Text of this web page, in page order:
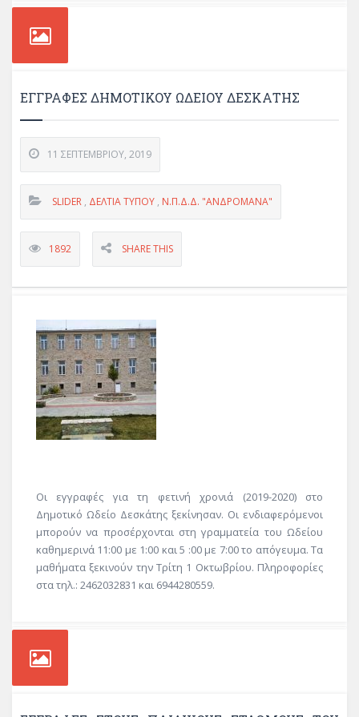
ΕΓΓΡΑΦΈΣ ΔΗΜΟΤΙΚΟΎ ΩΔΕΊΟΥ ΔΕΣΚΆΤΗΣ
11 ΣΕΠΤΕΜΒΡΊΟΥ, 2019
SLIDER , ΔΕΛΤΊΑ ΤΎΠΟΥ , Ν.Π.Δ.Δ. "ΑΝΔΡΟΜΑΝΑ"
1892 SHARE THIS
Οι εγγραφές για τη φετινή χρονιά (2019-2020) στο
Δημοτικό Ωδείο Δεσκάτης ξεκίνησαν. Οι ενδιαφερόμενοι
μπορούν να προσέρχονται στη γραμματεία του Ωδείου
καθημερινά 11:00 με 1:00 και 5 :00 με 7:00 το απόγευμα. Τα
μαθήματα ξεκινούν την Τρίτη 1 Οκτωβρίου. Πληροφορίες
στα τηλ.: 2462032831 και 6944280559.